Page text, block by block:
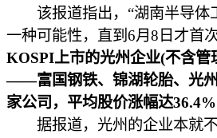
该报道指出，“湖南半导体
一种可能性，直到6月8日才首
KOSPI上市的光州企业(不含
——富国钢铁、锦湖轮胎、光
家公司，平均股价涨幅达
据报道，光州的企业本就不